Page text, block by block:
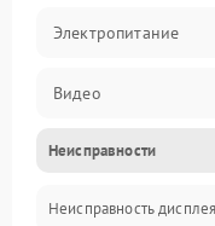
Электропитание
Видео
ПО
Сенсоры
Неисправности
Неисправность дисплея